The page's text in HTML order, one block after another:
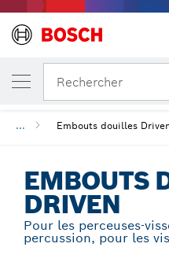
Rechercher
... Embouts douilles
EMBOUTS
DRIVEN
Pour les perceuses-
percussion, pour les
VOTRE VARIANTE SÉLECTIONNÉE
Embouts douilles